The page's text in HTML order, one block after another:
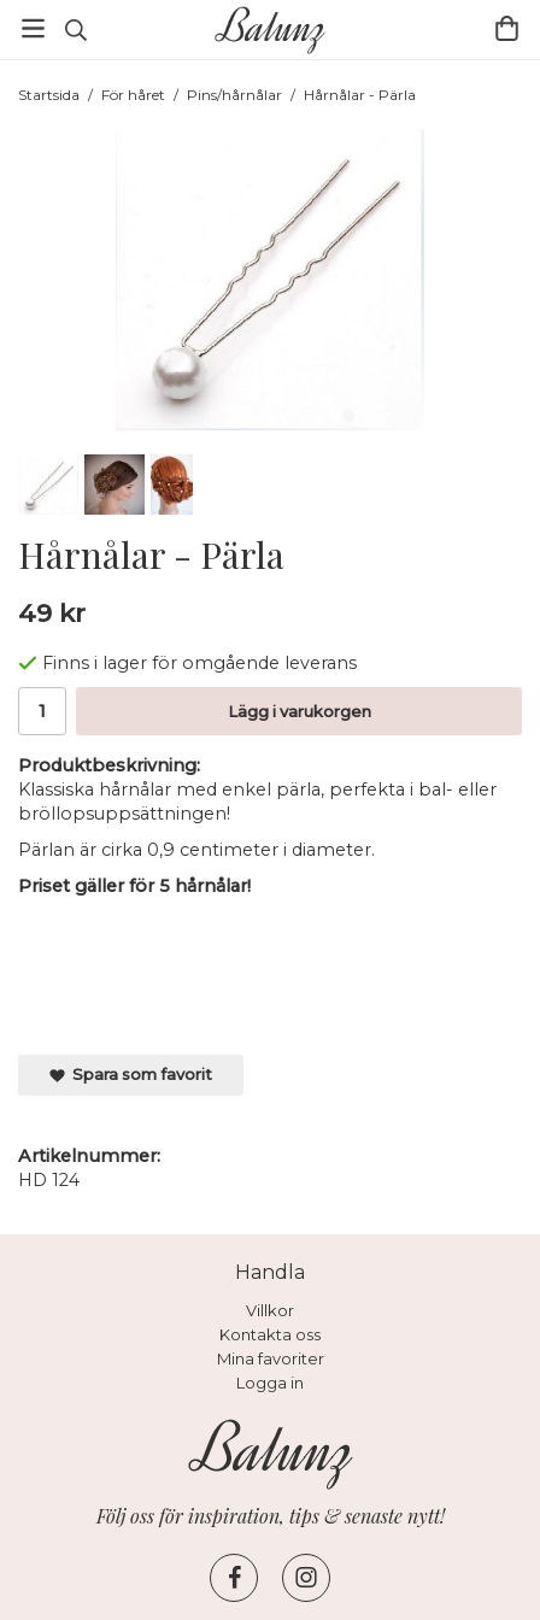
Startsida / För håret / Pins/hårnålar / Hårnålar - Pärla
Hårnålar - Pärla
49 kr
Finns i lager för omgående leverans
Lägg i varukorgen
Produktbeskrivning:
Klassiska hårnålar med enkel pärla, perfekta i bal- eller
bröllopsuppsättningen!
Pärlan är cirka 0,9 centimeter i diameter.
Priset gäller för 5 hårnålar!
Spara som favorit
Artikelnummer:
HD 124
Handla
Villkor
Kontakta oss
Mina favoriter
Logga in
Följ oss för inspiration, tips & senaste nytt!